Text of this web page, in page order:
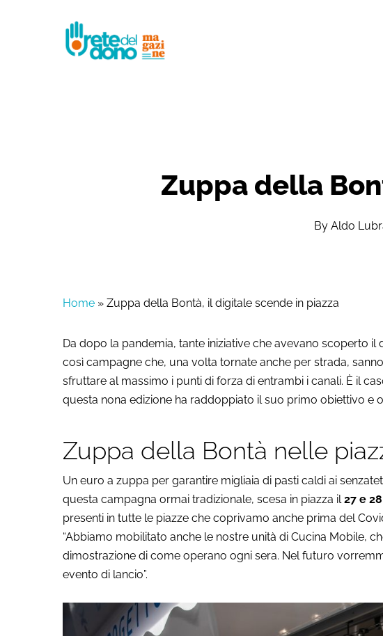
Zuppa della
By Aldo
Home » Zuppa della Bontà, il digitale scende in piazza
Da dopo la pandemia, tante iniziative che avevano scoperto
così campagne che, una volta tornate anche per strada,
sfruttare al massimo i punti di forza di entrambi i canali. È il
questa nona edizione ha raddoppiato il suo primo obiettivo e
Zuppa della Bontà nelle
Un euro a zuppa per garantire migliaia di pasti caldi ai
questa campagna ormai tradizionale, scesa in piazza il27 e
presenti in tutte le piazze che coprivamo anche prima del
“Abbiamo mobilitato anche le nostre unità di Cucina Mobile,
dimostrazione di come operano ogni sera. Nel futuro
evento di lancio”.